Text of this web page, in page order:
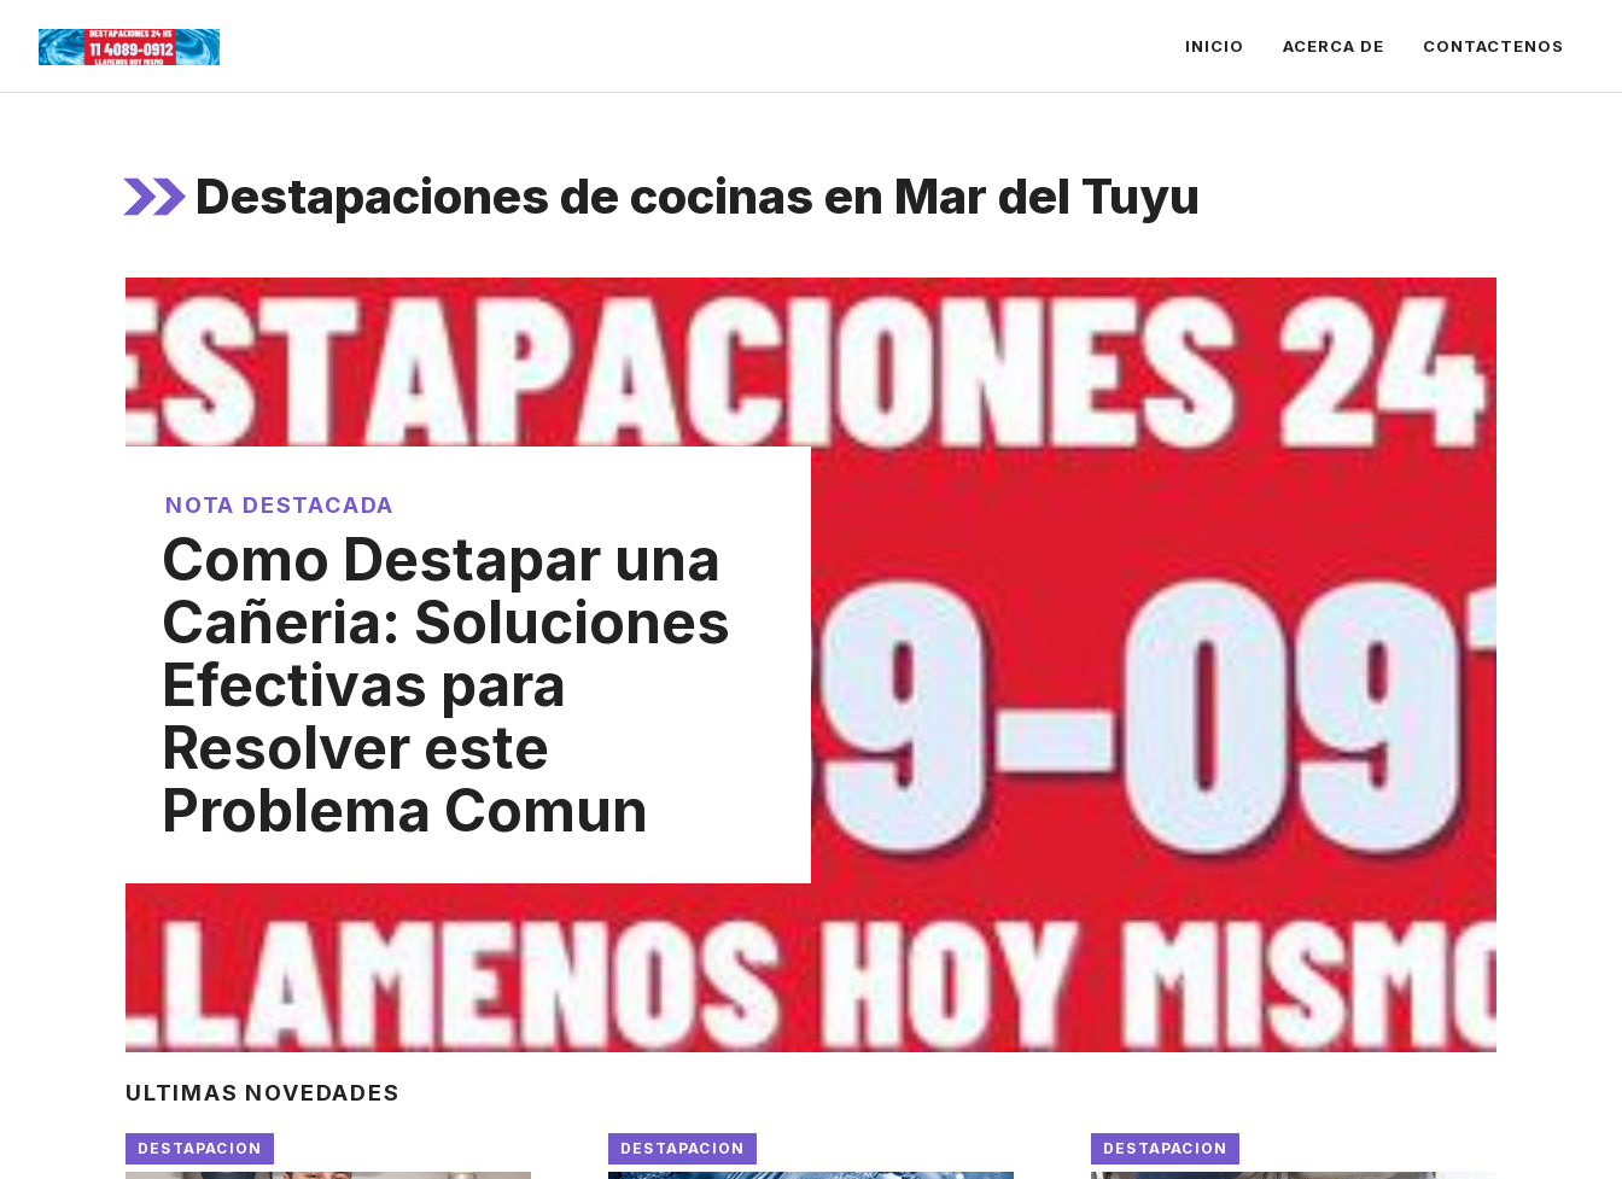
content
INICIO ACERCA DE CONTACTENOS
Destapaciones de cocinas en Mar del Tuyu
NOTA DESTACADA
Como Destapar una
Cañeria: Soluciones
Efectivas para
Resolver este
Problema Comun
ULTIMAS NOVEDADES
DESTAPACION DESTAPACION DESTAPACION